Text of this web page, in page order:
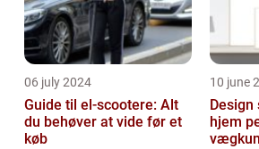
06 july 2024
Guide til el-scootere: Alt
du behøver at vide før et
køb
10 june
Design
hjem